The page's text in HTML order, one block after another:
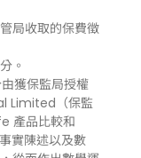
局收取的保費徵
。
獲保監局授權
Limited（保監
產品比較和
實陳述以及數